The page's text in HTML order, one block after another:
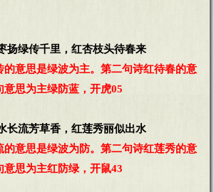
扬绿传千里，红杏枝头待春来
的意思是绿波为主。第二句诗红待春的意
思为主绿防蓝，开虎05
长流芳草香，红莲秀丽似出水
的意思是绿波为防。第二句诗红莲秀的意
思为主红防绿，开鼠43